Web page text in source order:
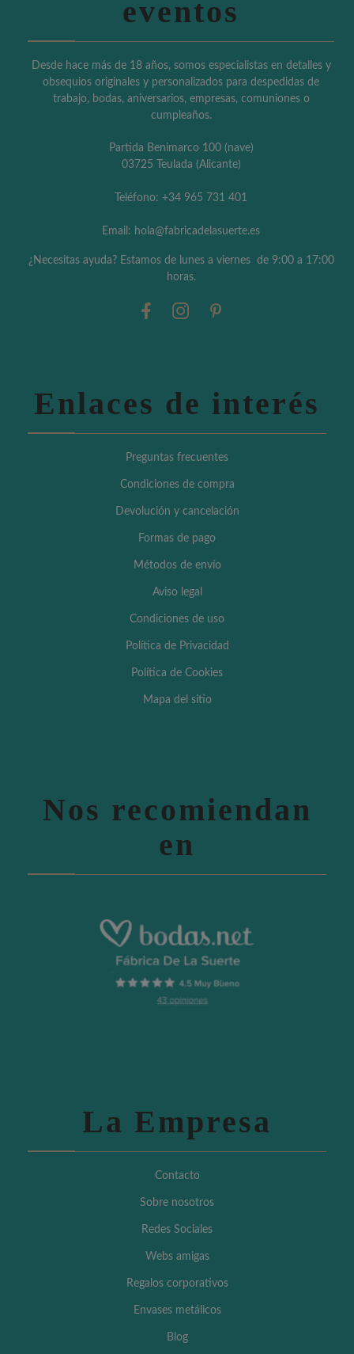
eventos
Desde hace más de 18 años, somos especialistas en detalles y
obsequios originales y personalizados para despedidas de
trabajo, bodas, aniversarios, empresas, comuniones o
cumpleaños.
Partida Benimarco 100 (nave)
03725 Teulada (Alicante)
Teléfono: +34 965 731 401
Email: hola@fabricadelasuerte.es
¿Necesitas ayuda? Estamos de lunes a viernes de 9:00 a 17:00
horas.
Enlaces de interés
Preguntas frecuentes
Condiciones de compra
Devolución y cancelación
Formas de pago
Métodos de envío
Aviso legal
Condiciones de uso
Política de Privacidad
Política de Cookies
Mapa del sitio
Nos recomiendan
en
La Empresa
Contacto
Sobre nosotros
Redes Sociales
Webs amigas
Regalos corporativos
Envases metálicos
Blog